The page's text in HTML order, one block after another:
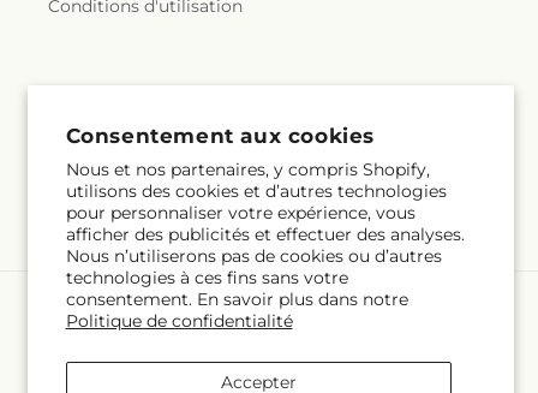
Consentement aux cookies
Nous et nos partenaires, y compris Shopify,
utilisons des cookies et d’autres technologies
pour personnaliser votre expérience, vous
afficher des publicités et effectuer des analyses.
Nous n’utiliserons pas de cookies ou d’autres
technologies à ces fins sans votre
consentement. En savoir plus dans notre
Politique de confidentialité
Accepter
Conditions d'utilisation
S'inscrire
Langue
FR